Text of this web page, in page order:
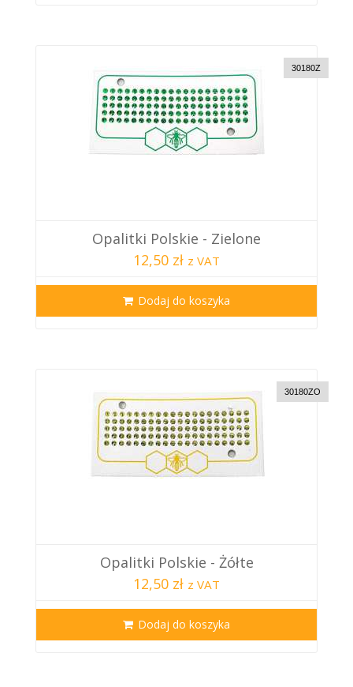
30180Z
Opalitki Polskie - Zielone
12,50 zł z VAT
Dodaj do koszyka
30180ZO
Opalitki Polskie - Żółte
12,50 zł z VAT
Dodaj do koszyka